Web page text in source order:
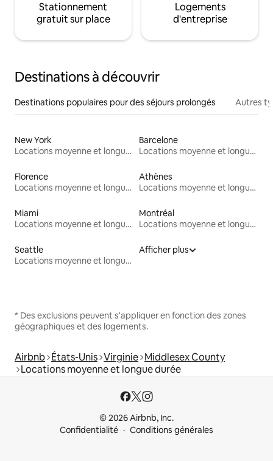
Stationnement
gratuit sur place
Logements
d'entreprise
Destinations à découvrir
Destinations populaires pour des séjours prolongés Autres
New York
Locations moyenne et longue durée
Barcelone
Locations moyenne et longue durée
Florence
Locations moyenne et longue durée
Athènes
Locations moyenne et longue durée
Miami
Locations moyenne et longue durée
Montréal
Locations moyenne et longue durée
Seattle
Locations moyenne et longue durée
Afficher plus
* Des exclusions peuvent s'appliquer en fonction des zones
géographiques et des logements.
Airbnb États-Unis Virginie Middlesex County
Locations moyenne et longue durée
© 2026 Airbnb, Inc.
Confidentialité
Conditions générales